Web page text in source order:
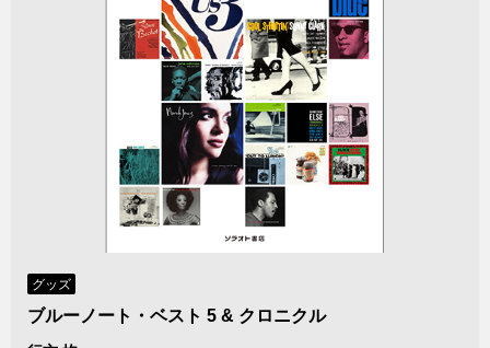
グッズ
ブルーノート・ベスト 5 & クロニクル